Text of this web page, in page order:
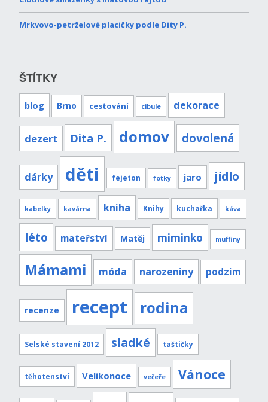
Mrkvovo-petrželové placičky podle Dity P.
ŠTÍTKY
blog Brno cestování cibule dekorace
dezert Dita P. domov dovolená
dárky děti fejeton fotky jaro jídlo
kabelky kavárna kniha Knihy kuchařka káva
léto mateřství Matěj miminko muffiny
Mámami móda narozeniny podzim
recenze recept rodina
Selské stavení 2012 sladké taštičky
těhotenství Velikonoce večeře Vánoce